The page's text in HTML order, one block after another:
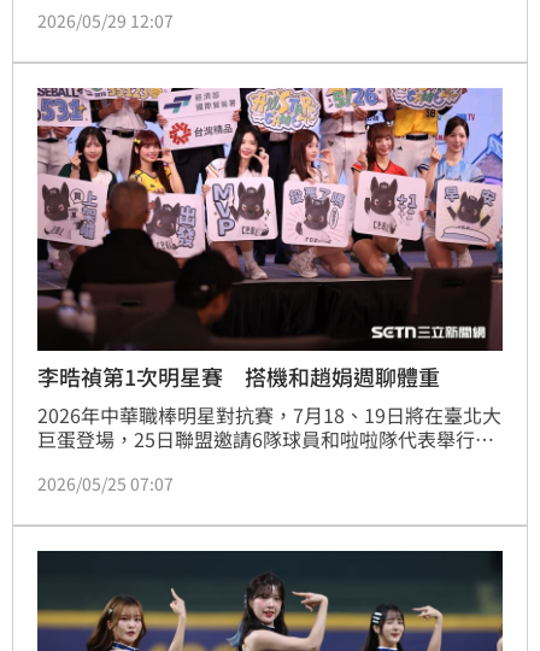
2026/05/29 12:07
李晧禎第1次明星賽 搭機和趙娟週聊體重
2026年中華職棒明星對抗賽，7月18、19日將在臺北大
巨蛋登場，25日聯盟邀請6隊球員和啦啦隊代表舉行宣
Fubon Angels韓籍成員李晧禎、UniGirls韓籍成員趙娟
機會，受訪時說想哭。
2026/05/25 07:07